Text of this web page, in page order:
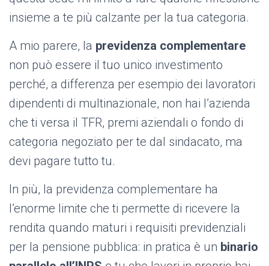
insieme a te più calzante per la tua categoria.
A mio parere, la previdenza complementare
non può essere il tuo unico investimento
perché, a differenza per esempio dei lavoratori
dipendenti di multinazionale, non hai l’azienda
che ti versa il TFR, premi aziendali o fondo di
categoria negoziato per te dal sindacato, ma
devi pagare tutto tu.
In più, la previdenza complementare ha
l’enorme limite che ti permette di ricevere la
rendita quando maturi i requisiti previdenziali
per la pensione pubblica: in pratica è un binario